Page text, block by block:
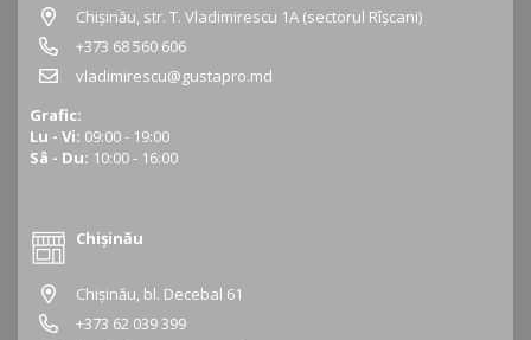
Chișinău, str. T. Vladimirescu 1A (sectorul Rîșcani)
+373 68 560 606
vladimirescu@gustapro.md
Grafic:
Lu - Vi: 09:00 - 19:00
Sâ - Du: 10:00 - 16:00
Chișinău
Chișinău, bl. Decebal 61
+373 62 039 399